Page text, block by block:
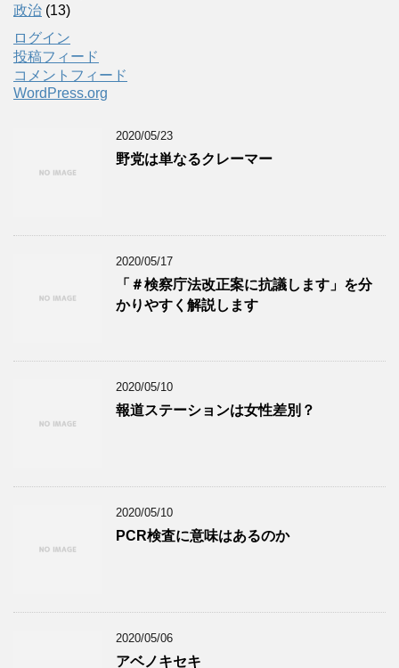
政治 (13)
ログイン
投稿フィード
コメントフィード
WordPress.org
2020/05/23
野党は単なるクレーマー
2020/05/17
「＃検察庁法改正案に抗議します」を分
かりやすく解説します
2020/05/10
報道ステーションは女性差別？
2020/05/10
PCR検査に意味はあるのか
2020/05/06
アベノキセキ